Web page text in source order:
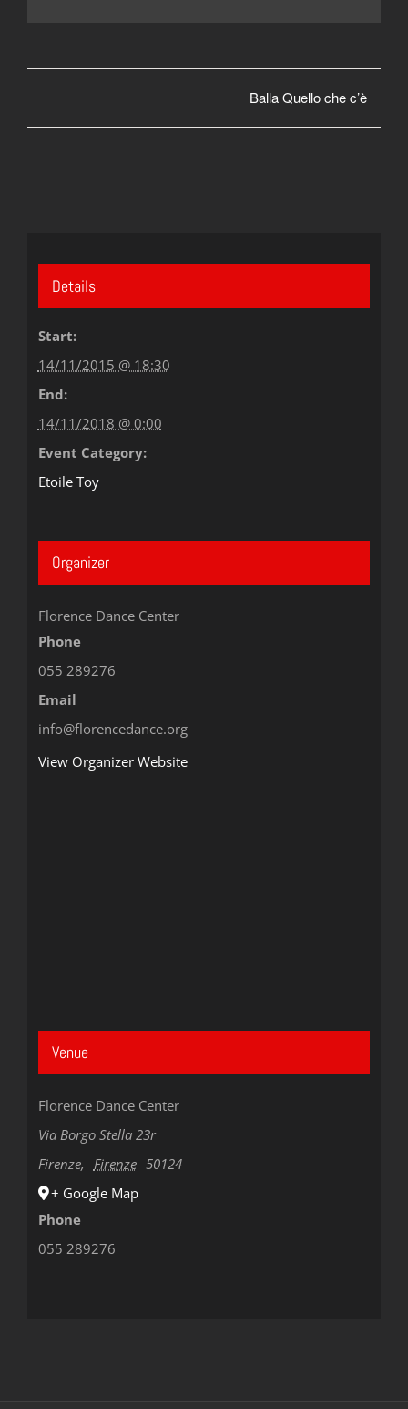
Balla Quello che c’è
Details
Start:
14/11/2015 @ 18:30
End:
14/11/2018 @ 0:00
Event Category:
Etoile Toy
Organizer
Florence Dance Center
Phone
055 289276
Email
info@florencedance.org
View Organizer Website
Venue
Florence Dance Center
Via Borgo Stella 23r
Firenze, Firenze 50124
+ Google Map
Phone
055 289276